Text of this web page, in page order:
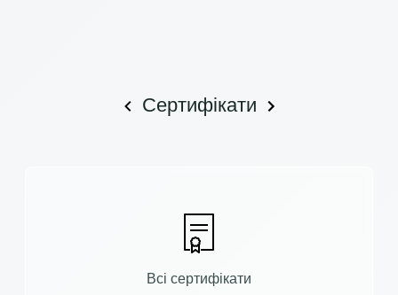
Сертифікати
Всі сертифікати